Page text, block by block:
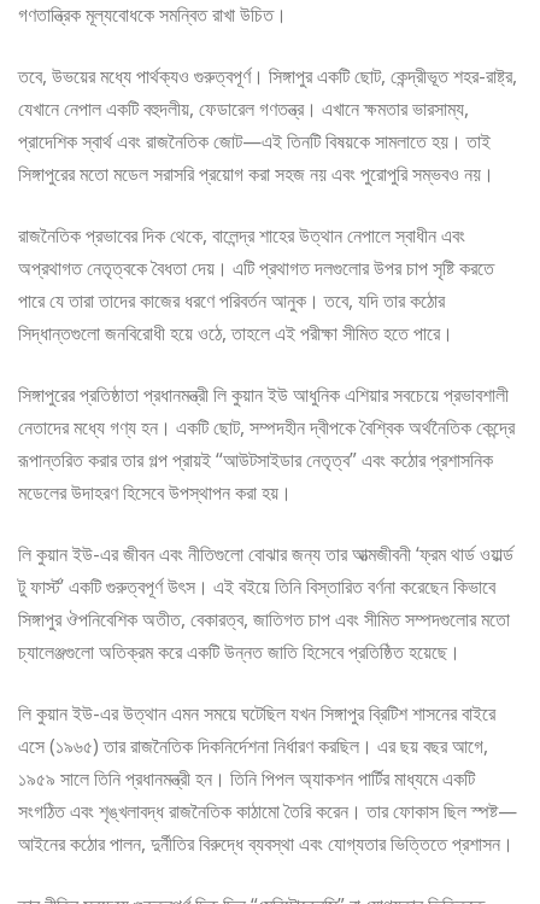
গণতান্ত্রিক মূল্যবোধকে সমন্বিত রাখা উচিত।
তবে, উভয়ের মধ্যে পার্থক্যও গুরুত্বপূর্ণ। সিঙ্গাপুর একটি ছোট, কেন্দ্রীভূত শহর-রাষ্ট্র,
যেখানে নেপাল একটি বহুদলীয়, ফেডারেল গণতন্ত্র। এখানে ক্ষমতার ভারসাম্য,
প্রাদেশিক স্বার্থ এবং রাজনৈতিক জোট—এই তিনটি বিষয়কে সামলাতে হয়। তাই
সিঙ্গাপুরের মতো মডেল সরাসরি প্রয়োগ করা সহজ নয় এবং পুরোপুরি সম্ভবও নয়।
রাজনৈতিক প্রভাবের দিক থেকে, বালেন্দ্র শাহের উত্থান নেপালে স্বাধীন এবং
অপ্রথাগত নেতৃত্বকে বৈধতা দেয়। এটি প্রথাগত দলগুলোর উপর চাপ সৃষ্টি করতে
পারে যে তারা তাদের কাজের ধরণে পরিবর্তন আনুক। তবে, যদি তার কঠোর
সিদ্ধান্তগুলো জনবিরোধী হয়ে ওঠে, তাহলে এই পরীক্ষা সীমিত হতে পারে।
সিঙ্গাপুরের প্রতিষ্ঠাতা প্রধানমন্ত্রী লি কুয়ান ইউ আধুনিক এশিয়ার সবচেয়ে প্রভাবশালী
নেতাদের মধ্যে গণ্য হন। একটি ছোট, সম্পদহীন দ্বীপকে বৈশ্বিক অর্থনৈতিক কেন্দ্রে
রূপান্তরিত করার তার গল্প প্রায়ই “আউটসাইডার নেতৃত্ব” এবং কঠোর প্রশাসনিক
মডেলের উদাহরণ হিসেবে উপস্থাপন করা হয়।
লি কুয়ান ইউ-এর জীবন এবং নীতিগুলো বোঝার জন্য তার আত্মজীবনী ‘ফ্রম থার্ড ওয়ার্ল্ড
টু ফার্স্ট’ একটি গুরুত্বপূর্ণ উৎস। এই বইয়ে তিনি বিস্তারিত বর্ণনা করেছেন কিভাবে
সিঙ্গাপুর ঔপনিবেশিক অতীত, বেকারত্ব, জাতিগত চাপ এবং সীমিত সম্পদগুলোর মতো
চ্যালেঞ্জগুলো অতিক্রম করে একটি উন্নত জাতি হিসেবে প্রতিষ্ঠিত হয়েছে।
লি কুয়ান ইউ-এর উত্থান এমন সময়ে ঘটেছিল যখন সিঙ্গাপুর ব্রিটিশ শাসনের বাইরে
এসে (১৯৬৫) তার রাজনৈতিক দিকনির্দেশনা নির্ধারণ করছিল। এর ছয় বছর আগে,
১৯৫৯ সালে তিনি প্রধানমন্ত্রী হন। তিনি পিপল অ্যাকশন পার্টির মাধ্যমে একটি
সংগঠিত এবং শৃঙ্খলাবদ্ধ রাজনৈতিক কাঠামো তৈরি করেন। তার ফোকাস ছিল স্পষ্ট—
আইনের কঠোর পালন, দুর্নীতির বিরুদ্ধে ব্যবস্থা এবং যোগ্যতার ভিত্তিতে প্রশাসন।